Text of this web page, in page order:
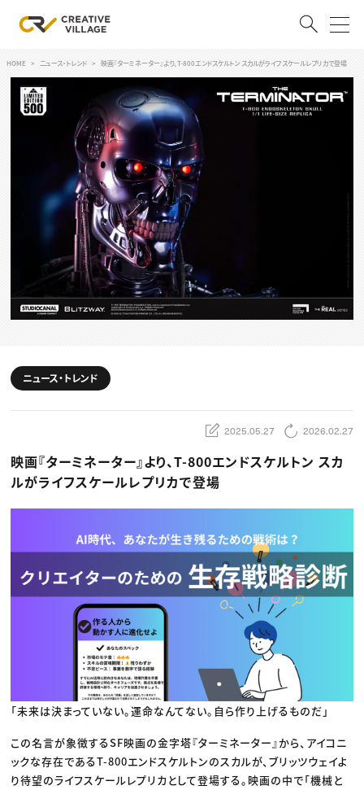
ログイン 会員登録
クリエイター求人を探す
CREATIVE JOB求人検索
特集求人
採用説明会
転職支援サービス
CONTENTS
スキルアップしたい！
動画配信・映像制作
編集・ライティング
マーケティング
ディレクション
TOP Creator’s コラム トップ
Webクリエイター
アプリクリエイター
ゲームクリエイター
C＆R Magazine
セミナー
ニュース・トレンド トップ
Web
映像
ゲーム・エンタメ
広告
CREATIVE VILLAGEからのお知らせ
プロフェッショナル×つながる×メディア
HOME ニュース・トレンド 映画『ターミネーター』より、T-800エンドスケルトン スカルがライフスケールレプリカで登場
ニュース・トレンド
2025.05.27 2026.02.27
映画『ターミネーター』より、T-800エンドスケルトン スカ
ルがライフスケールレプリカで登場
「未来は決まっていない。運命なんてない。自ら作り上げるものだ」
この名言が象徴するSF映画の金字塔『ターミネーター』から、アイコニ
ックな存在であるT-800エンドスケルトンのスカルが、ブリッツウェイよ
り待望のライフスケールレプリカとして登場する。映画の中で「機械と